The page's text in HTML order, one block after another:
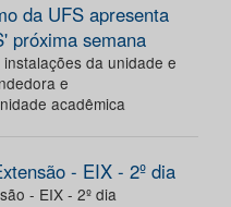
da UFS apresenta
próxima semana
da unidade e
e
acadêmica
- EIX - 2º dia
- EIX - 2º dia